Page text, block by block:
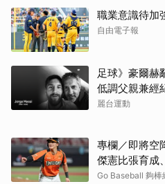
職業意識待加
自由電子報
足球》豪爾赫
低調父親兼經
麗台運動
專欄／即將空
傑憲比張育成
Go Baseball 夠棒